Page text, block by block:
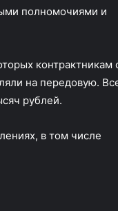
полномочиями и
контрактникам
на передовую.
рублей.
в том числе